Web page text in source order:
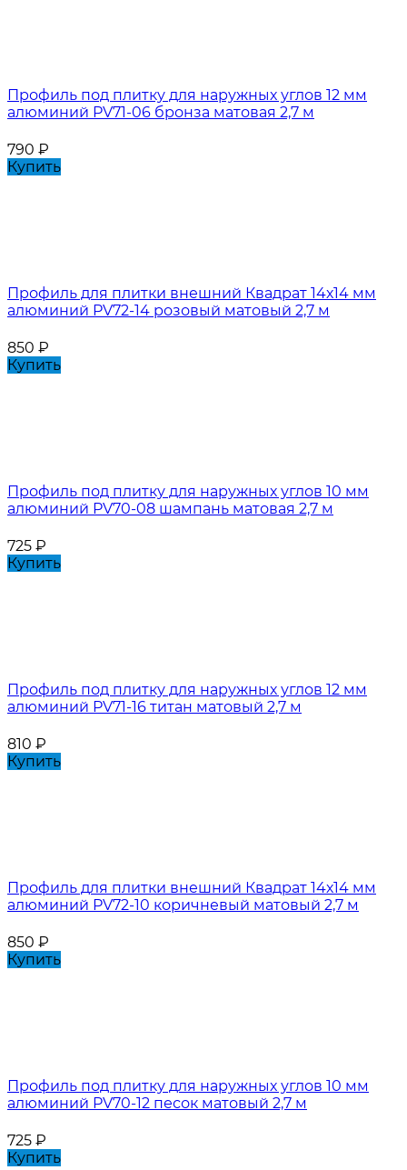
Профиль под плитку для наружных углов 12 мм
алюминий PV71-06 бронза матовая 2,7 м
790 ₽
Купить
Профиль для плитки внешний Квадрат 14х14 мм
алюминий PV72-14 розовый матовый 2,7 м
850 ₽
Купить
Профиль под плитку для наружных углов 10 мм
алюминий PV70-08 шампань матовая 2,7 м
725 ₽
Купить
Профиль под плитку для наружных углов 12 мм
алюминий PV71-16 титан матовый 2,7 м
810 ₽
Купить
Профиль для плитки внешний Квадрат 14х14 мм
алюминий PV72-10 коричневый матовый 2,7 м
850 ₽
Купить
Профиль под плитку для наружных углов 10 мм
алюминий PV70-12 песок матовый 2,7 м
725 ₽
Купить